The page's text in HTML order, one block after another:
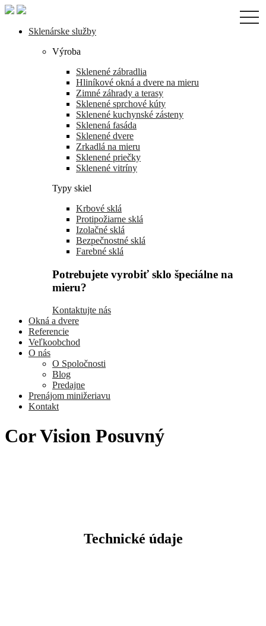
Skip
Sklenárske služby
Výroba
Sklenené zábradlia
Hliníkové okná a dvere na mieru
Zimné záhrady a terasy
Sklenené sprchové kúty
Sklenené kuchynské zásteny
Sklenená fasáda
Sklenené dvere
Zrkadlá na mieru
Sklenené priečky
Sklenené vitríny
Typy skiel
Krbové sklá
Protipožiarne sklá
Izolačné sklá
Bezpečnostné sklá
Farebné sklá
Potrebujete vyrobiť sklo špeciálne na
mieru?
Kontaktujte nás
Okná a dvere
Referencie
Veľkoobchod
O nás
O Spoločnosti
Blog
Predajne
Prenájom minižeriavu
Kontakt
Cor Vision Posuvný
Technické údaje